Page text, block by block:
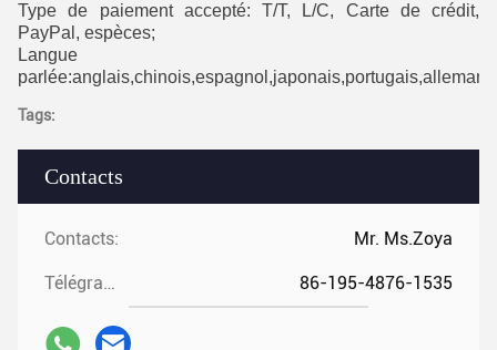
Contacts
Contacts: Mr. Ms.Zoya
Télégramme: 86-195-4876-1535
Type de paiement accepté: T/T, L/C, Carte de crédit,
PayPal, espèces;
Langue
Tags: